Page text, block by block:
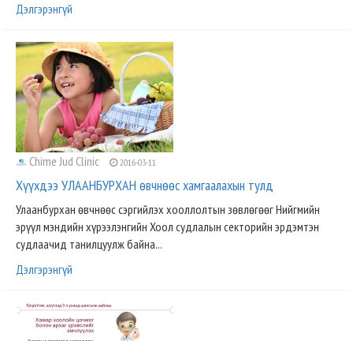
Дэлгэрэнгүй
Chime Jud Clinic 2016-03-11
Хүүхдээ УЛААНБУРХАН өвчнөөс хамгаалахын тулд
Улаанбурхан өвчнөөс сэргийлэх хооллолтын зөвлөгөөг Нийгмийн
эрүүл мэндийн хүрээлэнгийн Хоол судлалын секторийн эрдэмтэн
судлаачид танилцуулж байна...
Дэлгэрэнгүй